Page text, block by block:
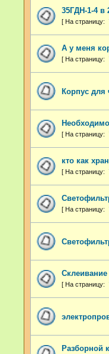
35ГДН-1-4 в
А у меня
Корпус для
Необходимо
кто как
Разборной